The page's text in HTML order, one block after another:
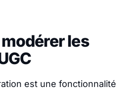
les
est une fonctionnalité